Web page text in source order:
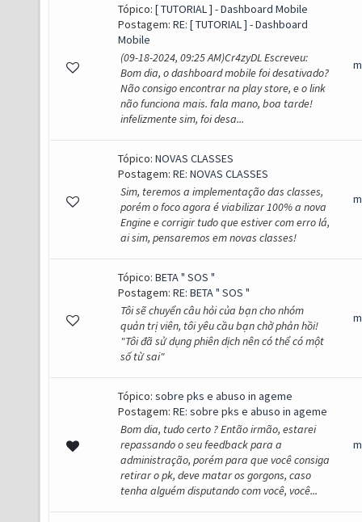
Tópico: [ TUTORIAL ] - Dashboard Mobile
Postagem: RE: [ TUTORIAL ] - Dashboard
Mobile
(09-18-2024, 09:25 AM)Cr4zyDL Escreveu:
Bom dia, o dashboard mobile foi desativado?
Não consigo encontrar na play store, e o link
não funciona mais. fala mano, boa tarde!
infelizmente sim, foi desa...
Tópico: NOVAS CLASSES
Postagem: RE: NOVAS CLASSES
Sim, teremos a implementação das classes,
porém o foco agora é viabilizar 100% a nova
Engine e corrigir tudo que estiver com erro lá,
ai sim, pensaremos em novas classes!
Tópico: BETA " SOS "
Postagem: RE: BETA " SOS "
Tôi sẽ chuyển câu hỏi của bạn cho nhóm
quản trị viên, tôi yêu cầu bạn chờ phản hồi!
"Tôi đã sử dụng phiên dịch nên có thể có một
số từ sai"
Tópico: sobre pks e abuso in ageme
Postagem: RE: sobre pks e abuso in ageme
Bom dia, tudo certo ? Então irmão, estarei
repassando o seu feedback para a
administração, porém para que você consiga
retirar o pk, deve matar os gorgons, caso
tenha alguém disputando com você, você...